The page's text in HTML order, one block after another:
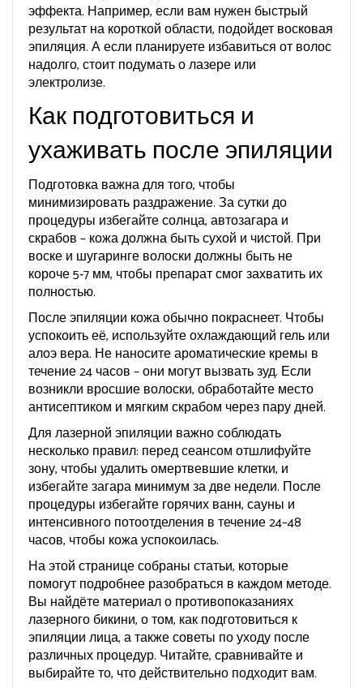
эффекта. Например, если вам нужен быстрый
результат на короткой области, подойдет восковая
эпиляция. А если планируете избавиться от волос
надолго, стоит подумать о лазере или
электролизе.
Как подготовиться и
ухаживать после эпиляции
Подготовка важна для того, чтобы
минимизировать раздражение. За сутки до
процедуры избегайте солнца, автозагара и
скрабов – кожа должна быть сухой и чистой. При
воске и шугаринге волоски должны быть не
короче 5‑7 мм, чтобы препарат смог захватить их
полностью.
После эпиляции кожа обычно покраснеет. Чтобы
успокоить её, используйте охлаждающий гель или
алоэ вера. Не наносите ароматические кремы в
течение 24 часов – они могут вызвать зуд. Если
возникли вросшие волоски, обработайте место
антисептиком и мягким скрабом через пару дней.
Для лазерной эпиляции важно соблюдать
несколько правил: перед сеансом отшлифуйте
зону, чтобы удалить омертвевшие клетки, и
избегайте загара минимум за две недели. После
процедуры избегайте горячих ванн, сауны и
интенсивного потоотделения в течение 24–48
часов, чтобы кожа успокоилась.
На этой странице собраны статьи, которые
помогут подробнее разобраться в каждом методе.
Вы найдёте материал о противопоказаниях
лазерного бикини, о том, как подготовиться к
эпиляции лица, а также советы по уходу после
различных процедур. Читайте, сравнивайте и
выбирайте то, что действительно подходит вам.